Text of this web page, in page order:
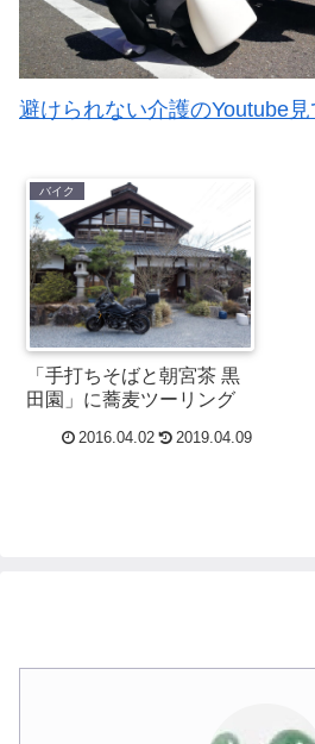
避けられない介護のYoutube
バイク
「手打ちそばと朝宮茶 黒
田園」に蕎麦ツーリング
2016.04.02 2019.04.09